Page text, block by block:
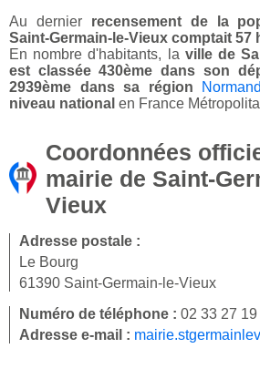
Au dernier recensement de la
Saint-Germain-le-Vieux comptait 57
En nombre d'habitants, la ville de
est classée 430ème dans son
2939ème dans sa région
niveau national en France
Coordonnées
mairie de Saint-
Vieux
Adresse postale :
Le Bourg
61390 Saint-Germain-le-Vieux
Numéro de téléphone : 02 33 27 19
Adresse e-mail :